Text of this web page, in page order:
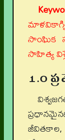
సాంఘిక
సాహిత్య
1.0